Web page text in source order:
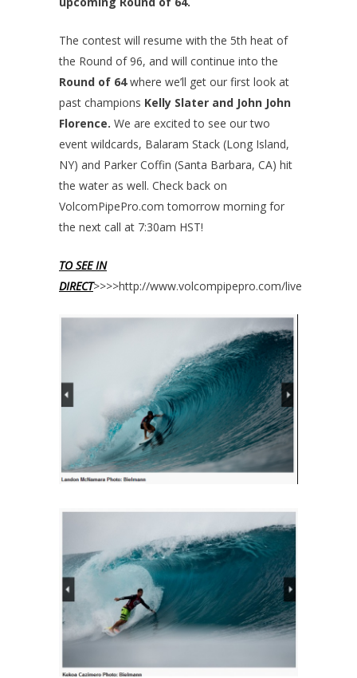
The contest will resume with the 5th heat of
the Round of 96, and will continue into the
Round of 64where we’ll get our first look at
past champions Kelly Slater and John John
Florence. We are excited to see our two
event wildcards, Balaram Stack (Long Island,
NY) and Parker Coffin (Santa Barbara, CA) hit
the water as well. Check back on
VolcomPipePro.com tomorrow morning for
the next call at 7:30am HST!
TO SEE IN
DIRECT>>>>http://www.volcompipepro.com/live